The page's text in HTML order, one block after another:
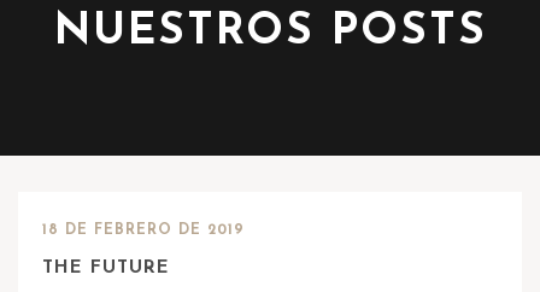
NUESTROS POSTS
18 DE FEBRERO DE 2019
THE FUTURE